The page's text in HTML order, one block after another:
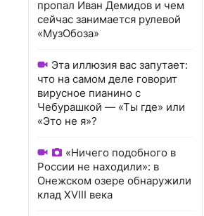
пропал Иван Демидов и чем
сейчас занимается рулевой
«МузОбоза»
Эта иллюзия вас запутает:
что на самом деле говорит
вирусное пианино с
Чебурашкой — «Ты где» или
«Это не я»?
«Ничего подобного в
России не находили»: в
Онежском озере обнаружили
клад XVIII века